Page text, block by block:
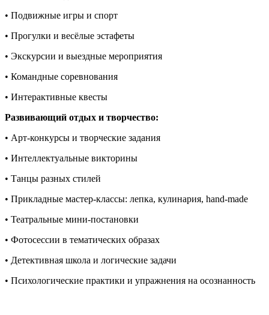
• Подвижные игры и спорт
• Прогулки и весёлые эстафеты
• Экскурсии и выездные мероприятия
• Командные соревнования
• Интерактивные квесты
Развивающий отдых и творчество:
• Арт-конкурсы и творческие задания
• Интеллектуальные викторины
• Танцы разных стилей
• Прикладные мастер-классы: лепка, кулинария, hand-made
• Театральные мини-постановки
• Фотосессии в тематических образах
• Детективная школа и логические задачи
• Психологические практики и упражнения на осознанность